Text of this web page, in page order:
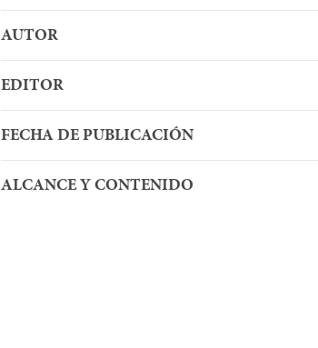
AUTOR
EDITOR
FECHA DE PUBLICACIÓN
ALCANCE Y CONTENIDO